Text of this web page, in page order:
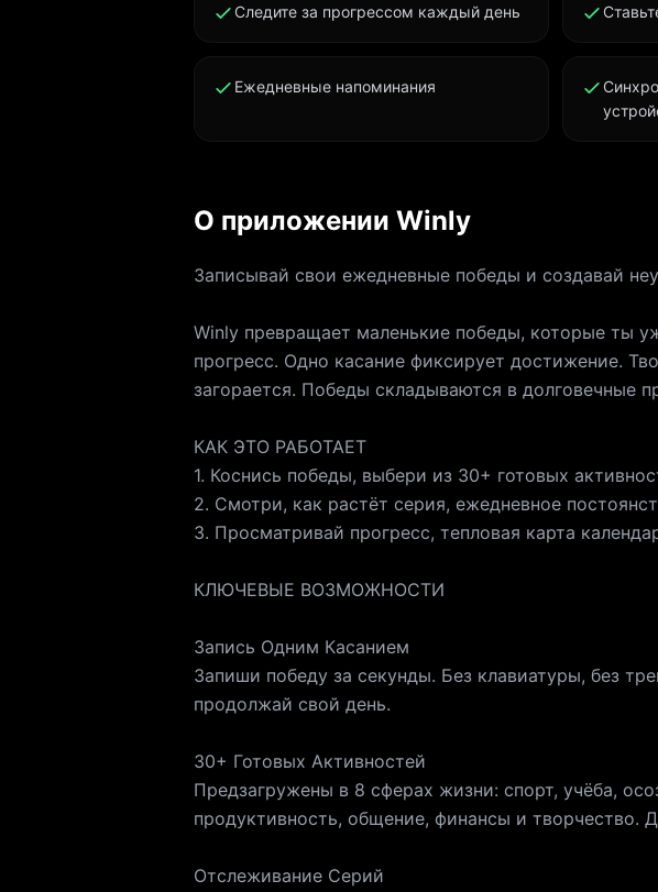
социальной ленты, без
остаются в твоём iCloud -
маленькие победы, ведущие к
прогресс. WINLY PRO Открой всё с Winly Pro: безлимитные свои
и другое. Одна подписка, всё включено. Winly Pro
еженедельная подписка с 3-
как годовая подписка. Цены
подтверждении покупки. -
отменить её минимум за 24
Управляйте ей или отменяйте в
сгорает при покупке подписки. Условия использования:
https://click2.app/winly-privacy-
Следите за прогрессом каждый день
Ежедневные напоминания
О приложении Winly
Записывай свои ежедневные победы и создавай
Winly превращает маленькие победы, которые ты
прогресс. Одно касание фиксирует достижение.
загорается. Победы складываются в долговечные
КАК ЭТО РАБОТАЕТ
1. Коснись победы, выбери из 30+ готовых
2. Смотри, как растёт серия, ежедневное
3. Просматривай прогресс, тепловая карта
КЛЮЧЕВЫЕ ВОЗМОЖНОСТИ
Запись Одним Касанием
Запиши победу за секунды. Без клавиатуры, без
продолжай свой день.
30+ Готовых Активностей
Предзагружены в 8 сферах жизни: спорт, учёба,
продуктивность, общение, финансы и творчество.
Отслеживание Серий